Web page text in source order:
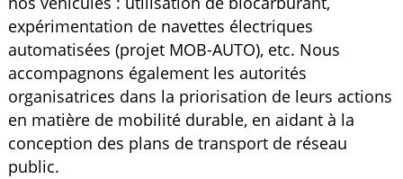
expérimentation de navettes électriques
automatisées (projet MOB-AUTO), etc. Nous
accompagnons également les autorités
organisatrices dans la priorisation de leurs actions
en matière de mobilité durable, en aidant à la
conception des plans de transport de réseau
public.